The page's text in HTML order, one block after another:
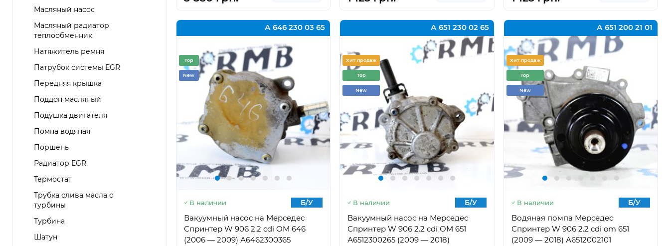
Масляный насос
Масляный радиатор
теплообменник
Натяжитель ремня
Патрубок системы EGR
Передняя крышка
Поддон масляный
Подушка двигателя
Помпа водяная
Поршень
Радиатор EGR
Термостат
Трубка слива масла с
турбины
Турбина
Шатун
А 646 230 03 65
Top
New
В наличии Б/У
Вакуумный насос на Мерседес
Спринтер W 906 2.2 cdi OM 646
(2006 — 2009) А6462300365
А 651 230 02 65
Хит продаж
Top
New
В наличии Б/У
Вакуумный насос на Мерседес
Спринтер W 906 2.2 cdi OM 651
А6512300265 (2009 — 2018)
А 651 200 21 01
Хит продаж
Top
New
В наличии Б/У
Водяная помпа Мерседес
Спринтер W 906 2.2 cdi om 651
(2009 — 2018) А6512002101